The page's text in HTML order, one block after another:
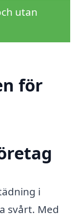
utan
för
i
svårt. Med